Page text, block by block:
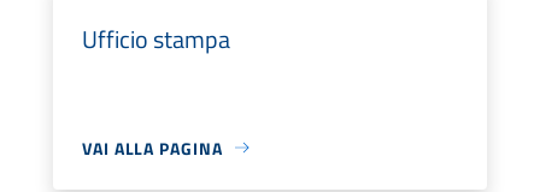
Ufficio stampa
VAI ALLA PAGINA